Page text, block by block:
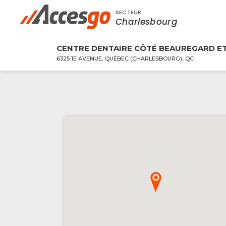
Rechercher à proximité - Entreprise /
SECTEUR
Charlesbourg
CENTRE DENTAIRE CÔTÉ BEAUREGARD
6325 1E AVENUE, QUÉBEC (CHARLESBOURG), QC